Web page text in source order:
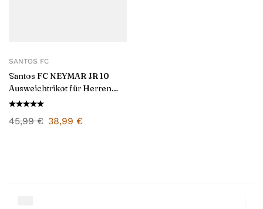
SANTOS FC
Santos FC NEYMAR JR 10
Ausweichtrikot für Herren
2025/26
45,99€ 38,99 €